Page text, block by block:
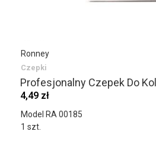
Ronney
Czepki
Profesjonalny Czepek Do
4,49 zł
Model RA 00185
1 szt.